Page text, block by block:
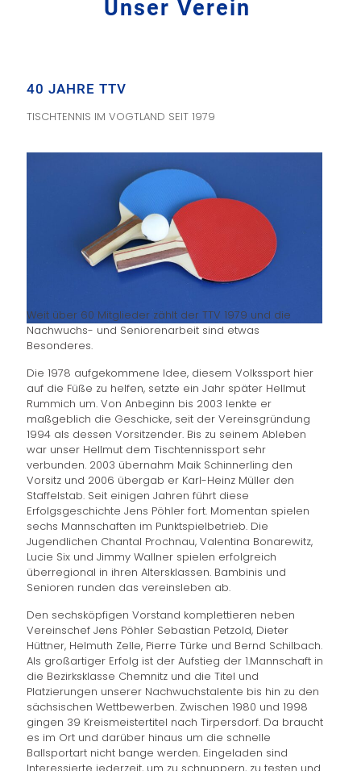
Unser Verein
40 JAHRE TTV
TISCHTENNIS IM VOGTLAND SEIT 1979
Weit über 60 Mitglieder zählt der TTV 1979 und die
Nachwuchs- und Seniorenarbeit sind etwas
Besonderes.
Die 1978 aufgekommene Idee, diesem Volkssport hier
auf die Füße zu helfen, setzte ein Jahr später Hellmut
Rummich um. Von Anbeginn bis 2003 lenkte er
maßgeblich die Geschicke, seit der Vereinsgründung
1994 als dessen Vorsitzender. Bis zu seinem Ableben
war unser Hellmut dem Tischtennissport sehr
verbunden. 2003 übernahm Maik Schinnerling den
Vorsitz und 2006 übergab er Karl-Heinz Müller den
Staffelstab. Seit einigen Jahren führt diese
Erfolgsgeschichte Jens Pöhler fort. Momentan spielen
sechs Mannschaften im Punktspielbetrieb. Die
Jugendlichen Chantal Prochnau, Valentina Bonarewitz,
Lucie Six und Jimmy Wallner spielen erfolgreich
überregional in ihren Altersklassen. Bambinis und
Senioren runden das vereinsleben ab.
Den sechsköpfigen Vorstand komplettieren neben
Vereinschef Jens Pöhler Sebastian Petzold, Dieter
Hüttner, Helmuth Zelle, Pierre Türke und Bernd Schilbach.
Als großartiger Erfolg ist der Aufstieg der 1.Mannschaft in
die Bezirksklasse Chemnitz und die Titel und
Platzierungen unserer Nachwuchstalente bis hin zu den
sächsischen Wettbewerben. Zwischen 1980 und 1998
gingen 39 Kreismeistertitel nach Tirpersdorf. Da braucht
es im Ort und darüber hinaus um die schnelle
Ballsportart nicht bange werden. Eingeladen sind
Interessierte jederzeit, um zu schnuppern, zu testen und